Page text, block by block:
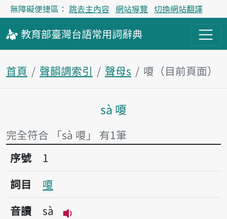
無障礙便捷區： 跳去主內容 網站導覽 切換網站翻譯
教育部臺灣台語常用詞辭典
首頁 聲韻調索引 聲母s 嗄（目前頁面）
主內容區塊
sà 嗄
完全符合 「sà 嗄」 有1筆
序號1嗄
序號
1
詞目
嗄
音讀
sà